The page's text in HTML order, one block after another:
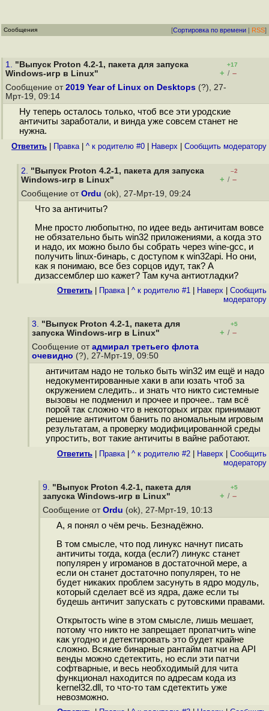
Сообщения [Сортировка по времени | RSS]
1. "Выпуск Proton 4.2-1, пакета для запуска
Windows-игр в Linux"
+17
+ / –
Сообщение от 2019 Year of Linux on Desktops (?), 27-
Мрт-19, 09:14
Ну теперь осталось только, чтоб все эти уродские
античиты заработали, и винда уже совсем станет не
нужна.
Ответить Правка| ^ к родителю #0 Наверх Cообщить модератору
2. "Выпуск Proton 4.2-1, пакета для запуска
Windows-игр в Linux"
–2
+ / –
Сообщение от Ordu (ok), 27-Мрт-19, 09:24
Что за античиты?
Мне просто любопытно, по идее ведь античитам вовсе
не обязательно быть win32 приложениями, а когда это
и надо, их можно было бы собрать через wine-gcc, и
получить linux-бинарь, с доступом к win32api. Но они,
как я понимаю, все без сорцов идут, так? А
дизассемблер шо кажет? Там куча антиотладки?
Ответить Правка| ^ к родителю #1 Наверх
Cообщить
модератору
3. "Выпуск Proton 4.2-1, пакета для
запуска Windows-игр в Linux"
+5
+ / –
Сообщение от адмирал третьего флота
очевидно (?), 27-Мрт-19, 09:50
античитам надо не только быть win32 им ещё и надо
недокументированные хаки в апи юзать чтоб за
окружением следить.. и знать что никто системные
вызовы не подменил и прочее и прочее.. там всё
порой так сложно что в некоторых играх принимают
решение античитом банить по аномальным игровым
результатам, а проверку модифицированной среды
упростить, вот такие античиты в вайне работают.
Ответить Правка| ^ к родителю #2 Наверх
Cообщить
модератору
9. "Выпуск Proton 4.2-1, пакета для
запуска Windows-игр в Linux"
+5
+ / –
Сообщение от Ordu (ok), 27-Мрт-19, 10:13
А, я понял о чём речь. Безнадёжно.
В том смысле, что под линукс начнут писать
античиты тогда, когда (если?) линукс станет
популярен у игроманов в достаточной мере, а
если он станет достаточно популярен, то не
будет никаких проблем засунуть в ядро модуль,
который сделает всё из ядра, даже если ты
будешь античит запускать с рутовскими правами.
Открытость wine в этом смысле, лишь мешает,
потому что никто не запрещает пропатчить wine
как угодно и детектировать это будет крайне
сложно. Всякие бинарные рантайм патчи на API
венды можно сдетектить, но если эти патчи
софтварные, и весь необходимый для чита
функционал находится по адресам кода из
kernel32.dll, то что-то там сдетектить уже
невозможно.